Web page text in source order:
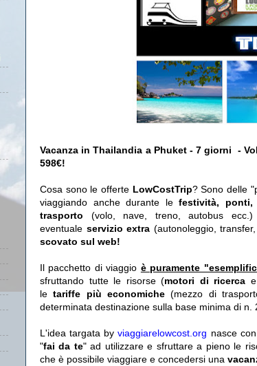
Vacanza in Thailandia a Phuket - 7 giorni -
598€!
Cosa sono le offerte LowCostTrip? Sono delle
viaggiando anche durante lefestività, ponti,
trasporto (volo, nave, treno, autobus ecc.)
eventuale servizio extra (autonoleggio,
scovato sul web!
Il pacchetto di viaggio è puramente
sfruttando tutte le risorse (motori di ricerca e
le tariffe più economiche(mezzo di
determinata destinazione sulla base minima di n.
L'idea targata byviaggiarelowcost.org nasce
"fai da te" ad utilizzare e sfruttare a pieno le
che è possibile viaggiare e concedersi una